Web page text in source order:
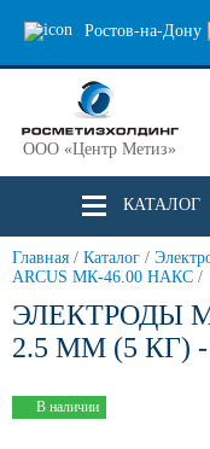
Ростов-на-Дону
ООО «Центр Метиз»
КАТАЛОГ
Главная / Каталог /
ARCUS МК-46.00 НАКС /
ЭЛЕКТРОДЫ
2.5 ММ (5 КГ) -
В наличии